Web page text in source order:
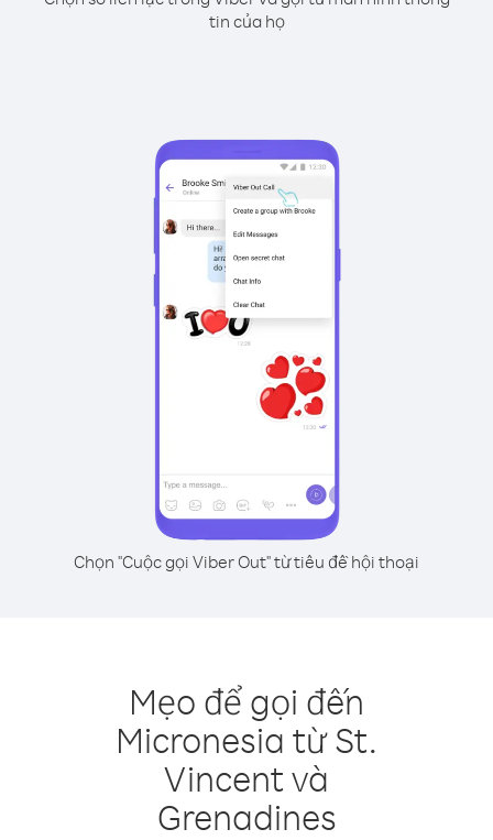
tin của họ
Chọn "Cuộc gọi Viber Out" từ tiêu đề hội thoại
Mẹo để gọi đến
Micronesia từ St.
Vincent và
Grenadines